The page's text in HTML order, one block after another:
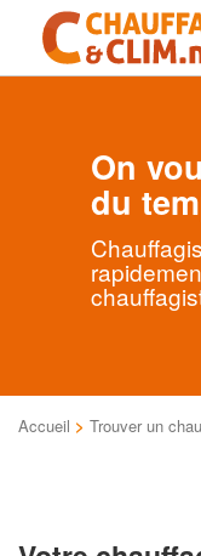
On
du
Accueil > Trouver un